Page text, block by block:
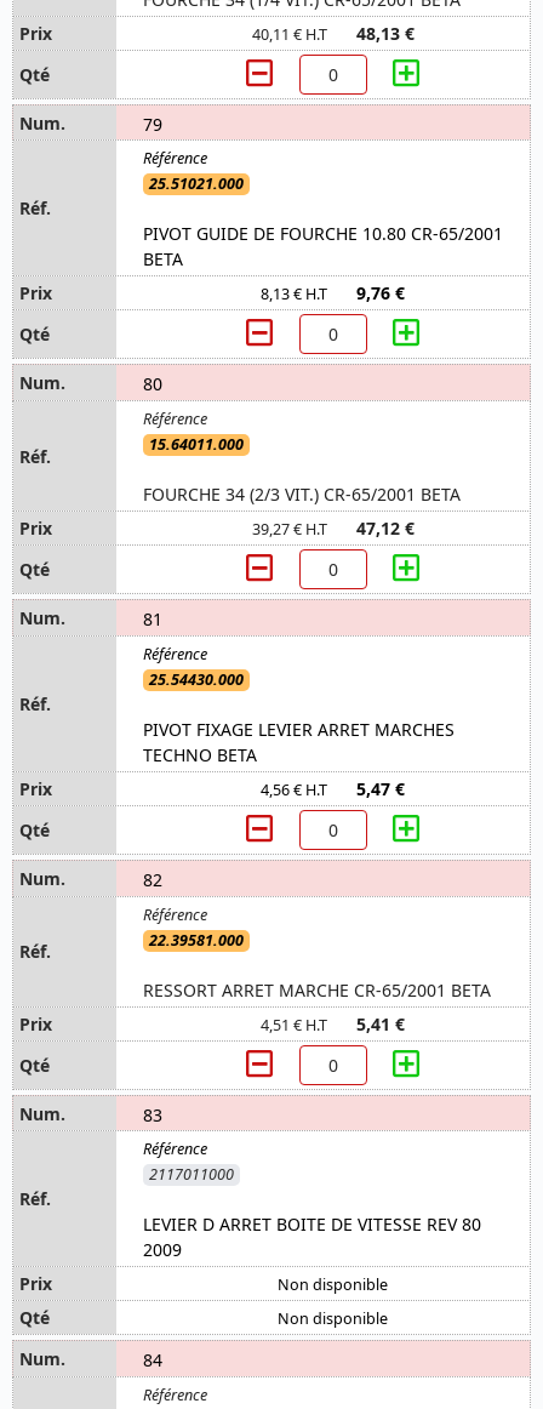
40,11 € H.T 48,13 €
79
25.51021.000
PIVOT GUIDE DE FOURCHE 10.80 CR-65/2001
BETA
8,13 € H.T 9,76 €
80
15.64011.000
FOURCHE 34 (2/3 VIT.) CR-65/2001 BETA
39,27 € H.T 47,12 €
81
25.54430.000
PIVOT FIXAGE LEVIER ARRET MARCHES
TECHNO BETA
4,56 € H.T 5,47 €
82
22.39581.000
RESSORT ARRET MARCHE CR-65/2001 BETA
4,51 € H.T 5,41 €
83
2117011000
LEVIER D ARRET BOITE DE VITESSE REV 80
2009
Non disponible
Non disponible
84